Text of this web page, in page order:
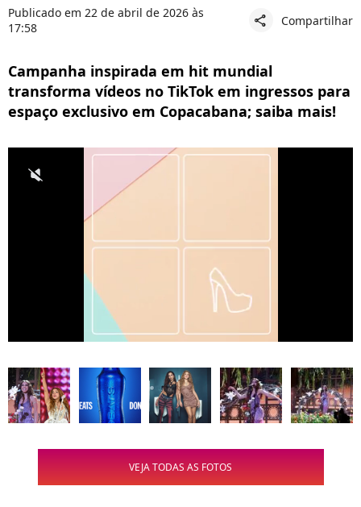
Publicado em 22 de abril de 2026 às
17:58
share Compartilhar
Campanha inspirada em hit mundial
transforma vídeos no TikTok em ingressos para
espaço exclusivo em Copacabana; saiba mais!
VEJA TODAS AS FOTOS